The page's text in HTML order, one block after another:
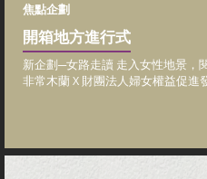
焦點企劃
開箱地方進行式
新企劃─女路走讀 走入女性地景，
非常木蘭 X 財團法人婦女權益促進